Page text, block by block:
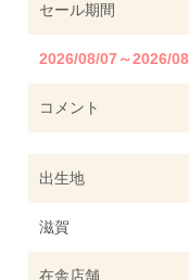
セール期間
2026/08/07～2026/
コメント
出生地
滋賀
在舎店舗